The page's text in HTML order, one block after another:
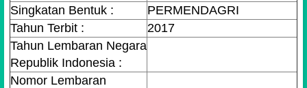
Singkatan Bentuk :
PERMENDAGRI
Tahun Terbit :
2017
Tahun Lembaran Negara
Republik Indonesia :
Nomor Lembaran